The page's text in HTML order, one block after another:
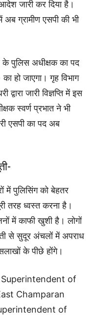
जारी कर दिया है।
ग्रामीण एसपी की भी
पुलिस अधीक्षक का पद
हो जाएगा। गृह विभाग
जारी विज्ञप्ति में इस
स्वर्ण प्रभात ने भी
एसपी का पद अब
में पुलिसिंग को बेहतर
तरह ध्वस्त करना है।
में काफी खुशी है। लोगों
से सुदूर अंचलों में अपराध
के पीछे होंगे।
of
Champaran
of